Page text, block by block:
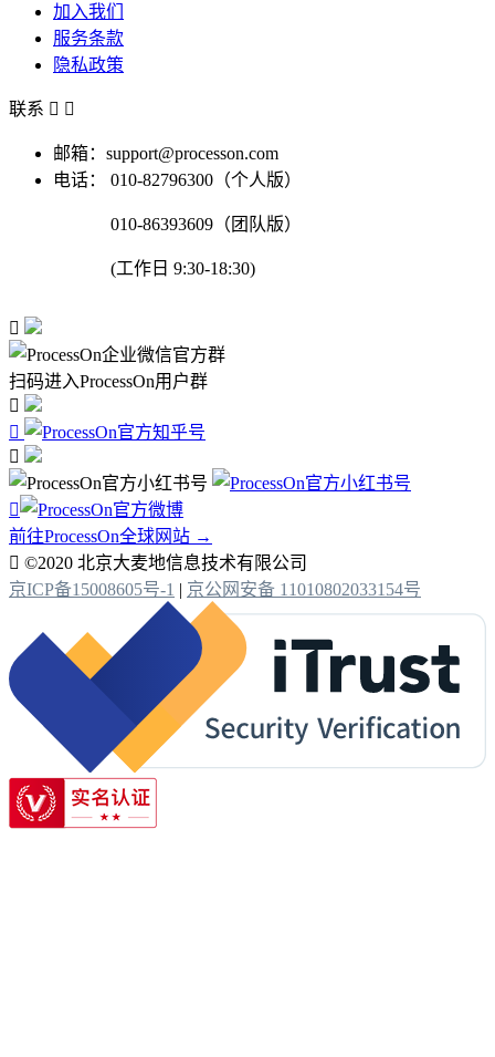
加入我们
服务条款
隐私政策
联系  
邮箱：support@processon.com
电话：
010-82796300（个人版）
010-86393609（团队版）
(工作日 9:30-18:30)

扫码进入ProcessOn用户群




前往ProcessOn全球网站 →
 ©2020 北京大麦地信息技术有限公司
京ICP备15008605号-1 | 京公网安备 11010802033154号